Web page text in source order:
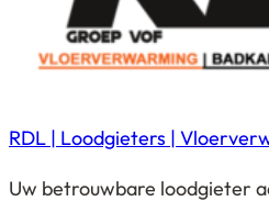
RDL | Loodgieters |
Uw betrouwbare loodgieter